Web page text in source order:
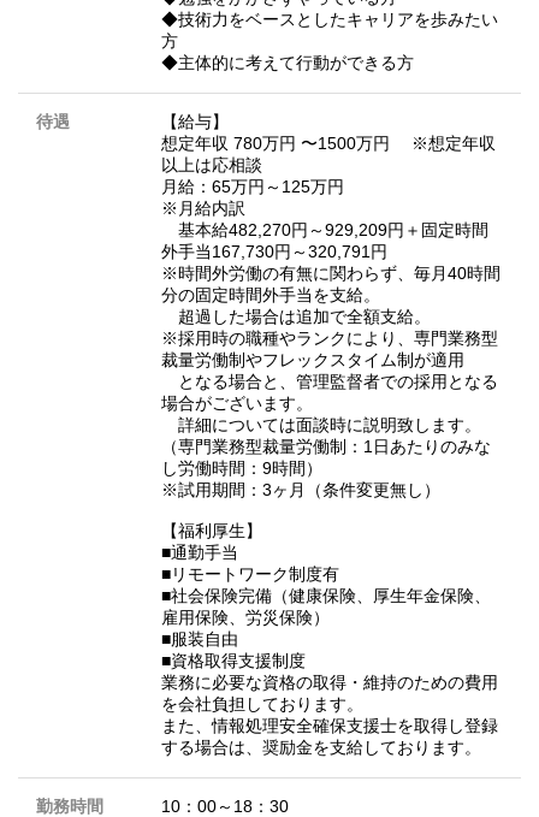
◆技術力をベースとしたキャリアを歩みたい
方
◆主体的に考えて行動ができる方
待遇
【給与】
想定年収 780万円 〜1500万円 ※想定年収
以上は応相談
月給：65万円～125万円
※月給内訳
基本給482,270円～929,209円＋固定時間
外手当167,730円～320,791円
※時間外労働の有無に関わらず、毎月40時間
分の固定時間外手当を支給。
超過した場合は追加で全額支給。
※採用時の職種やランクにより、専門業務型
裁量労働制やフレックスタイム制が適用
となる場合と、管理監督者での採用となる
場合がございます。
詳細については面談時に説明致します。
（専門業務型裁量労働制：1日あたりのみな
し労働時間：9時間）
※試用期間：3ヶ月（条件変更無し）
【福利厚生】
■通勤手当
■リモートワーク制度有
■社会保険完備（健康保険、厚生年金保険、
雇用保険、労災保険）
■服装自由
■資格取得支援制度
業務に必要な資格の取得・維持のための費用
を会社負担しております。
また、情報処理安全確保支援士を取得し登録
する場合は、奨励金を支給しております。
勤務時間 10：00～18：30